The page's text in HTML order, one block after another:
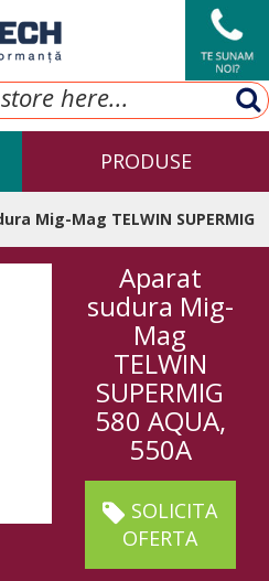
PRODUSE
Mig-Mag TELWIN SUPERMIG
Aparat
sudura Mig-
Mag
TELWIN
SUPERMIG
580 AQUA,
550A
SOLICITA
OFERTA